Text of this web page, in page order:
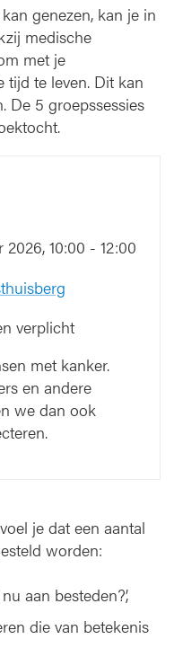
genezen, kan je in
medische
met je
tijd te leven. Dit kan
De 5 groepssessies
10:00 - 12:00
verplicht
met kanker.
en andere
we dan ook
je dat een aantal
worden:
aan besteden?’,
die van betekenis